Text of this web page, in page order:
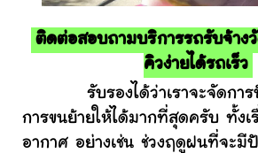
ติดต่อสอบถามบริการรถรับจ้าง
คิวง่ายได้รถเร็ว
รับรองได้ว่าเราจะจัดการปั
การขนย้ายให้ได้มากที่สุดครับ ทั้ง
อากาศ อย่างเช่น ช่วงฤดูฝนที่จะมี